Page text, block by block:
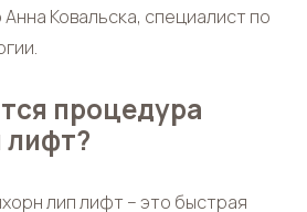
Ковальска, специалист по
процедура
лифт?
лип лифт – это быстрая